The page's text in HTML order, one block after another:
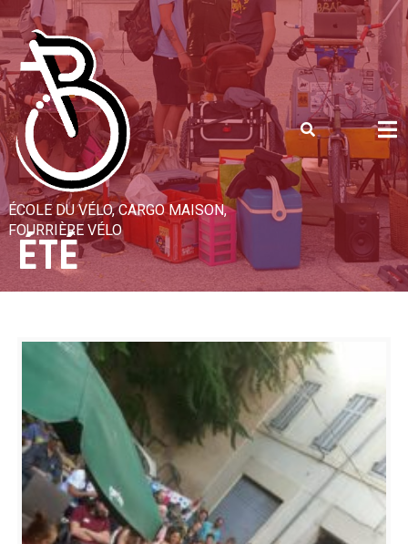
Skip
to
content
ÉCOLE DU VÉLO, CARGO MAISON,
FOURRIÈRE VÉLO
ÉTÉ